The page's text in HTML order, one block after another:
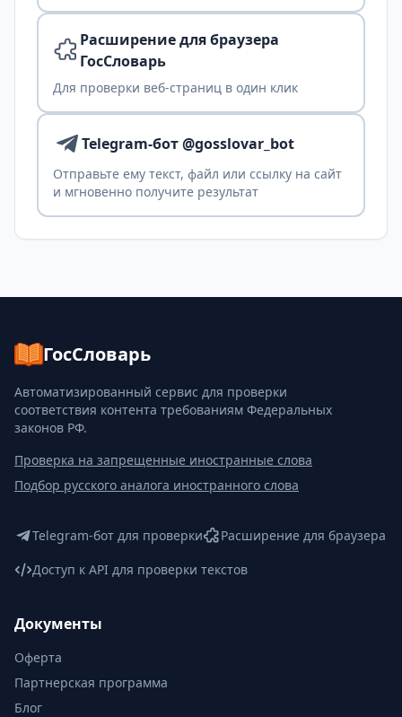
Расширение для браузера
ГосСловарь
Для проверки веб-страниц в один клик
Telegram-бот @gosslovar_bot
Отправьте ему текст, файл или ссылку на сайт
и мгновенно получите результат
ГосСловарь
Автоматизированный сервис для проверки
соответствия контента требованиям Федеральных
законов РФ.
Проверка на запрещенные иностранные слова
Подбор русского аналога иностранного слова
Telegram-бот для проверки
Расширение для браузера
Доступ к API для проверки текстов
Документы
Оферта
Партнерская программа
Блог